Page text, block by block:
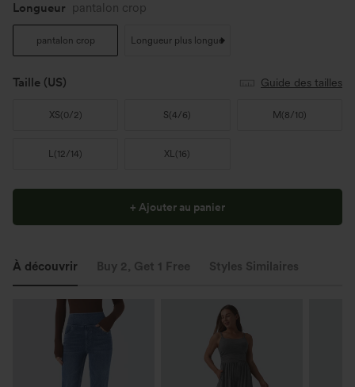
Longueur pantalon crop
pantalon crop Longueur plus longue
Taille (US) Guide des tailles
XS(0/2) S(4/6) M (8/10)
L(12/14) XL(16)
+ Ajouter au panier
À découvrir Buy 2, Get 1 Free Styles Similaires